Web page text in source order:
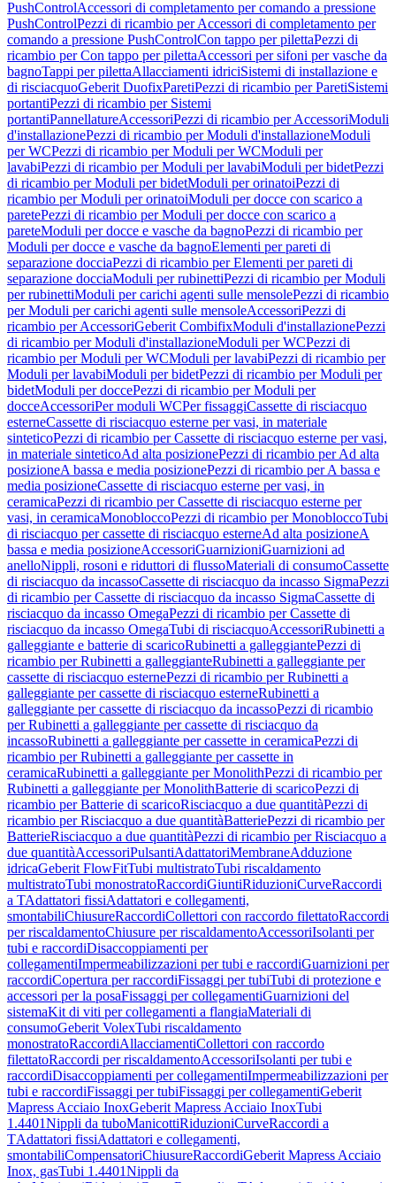
PushControlAccessori di completamento per comando a pressione
PushControlPezzi di ricambio per Accessori di completamento per
comando a pressione PushControlCon tappo per pilettaPezzi di
ricambio per Con tappo per pilettaAccessori per sifoni per vasche da
bagnoTappi per pilettaAllacciamenti idriciSistemi di installazione e
di risciacquoGeberit DuofixParetiPezzi di ricambio per ParetiSistemi
portantiPezzi di ricambio per Sistemi
portantiPannellatureAccessoriPezzi di ricambio per AccessoriModuli
d'installazionePezzi di ricambio per Moduli d'installazioneModuli
per WCPezzi di ricambio per Moduli per WCModuli per
lavabiPezzi di ricambio per Moduli per lavabiModuli per bidetPezzi
di ricambio per Moduli per bidetModuli per orinatoiPezzi di
ricambio per Moduli per orinatoiModuli per docce con scarico a
paretePezzi di ricambio per Moduli per docce con scarico a
pareteModuli per docce e vasche da bagnoPezzi di ricambio per
Moduli per docce e vasche da bagnoElementi per pareti di
separazione docciaPezzi di ricambio per Elementi per pareti di
separazione docciaModuli per rubinettiPezzi di ricambio per Moduli
per rubinettiModuli per carichi agenti sulle mensolePezzi di ricambio
per Moduli per carichi agenti sulle mensoleAccessoriPezzi di
ricambio per AccessoriGeberit CombifixModuli d'installazionePezzi
di ricambio per Moduli d'installazioneModuli per WCPezzi di
ricambio per Moduli per WCModuli per lavabiPezzi di ricambio per
Moduli per lavabiModuli per bidetPezzi di ricambio per Moduli per
bidetModuli per doccePezzi di ricambio per Moduli per
docceAccessoriPer moduli WCPer fissaggiCassette di risciacquo
esterneCassette di risciacquo esterne per vasi, in materiale
sinteticoPezzi di ricambio per Cassette di risciacquo esterne per vasi,
in materiale sinteticoAd alta posizionePezzi di ricambio per Ad alta
posizioneA bassa e media posizionePezzi di ricambio per A bassa e
media posizioneCassette di risciacquo esterne per vasi, in
ceramicaPezzi di ricambio per Cassette di risciacquo esterne per
vasi, in ceramicaMonobloccoPezzi di ricambio per MonobloccoTubi
di risciacquo per cassette di risciacquo esterneAd alta posizioneA
bassa e media posizioneAccessoriGuarnizioniGuarnizioni ad
anelloNippli, rosoni e riduttori di flussoMateriali di consumoCassette
di risciacquo da incassoCassette di risciacquo da incasso SigmaPezzi
di ricambio per Cassette di risciacquo da incasso SigmaCassette di
risciacquo da incasso OmegaPezzi di ricambio per Cassette di
risciacquo da incasso OmegaTubi di risciacquoAccessoriRubinetti a
galleggiante e batterie di scaricoRubinetti a galleggiantePezzi di
ricambio per Rubinetti a galleggianteRubinetti a galleggiante per
cassette di risciacquo esternePezzi di ricambio per Rubinetti a
galleggiante per cassette di risciacquo esterneRubinetti a
galleggiante per cassette di risciacquo da incassoPezzi di ricambio
per Rubinetti a galleggiante per cassette di risciacquo da
incassoRubinetti a galleggiante per cassette in ceramicaPezzi di
ricambio per Rubinetti a galleggiante per cassette in
ceramicaRubinetti a galleggiante per MonolithPezzi di ricambio per
Rubinetti a galleggiante per MonolithBatterie di scaricoPezzi di
ricambio per Batterie di scaricoRisciacquo a due quantitàPezzi di
ricambio per Risciacquo a due quantitàBatteriePezzi di ricambio per
BatterieRisciacquo a due quantitàPezzi di ricambio per Risciacquo a
due quantitàAccessoriPulsantiAdattatoriMembraneAdduzione
idricaGeberit FlowFitTubi multistratoTubi riscaldamento
multistratoTubi monostratoRaccordiGiuntiRiduzioniCurveRaccordi
a TAdattatori fissiAdattatori e collegamenti,
smontabiliChiusureRaccordiCollettori con raccordo filettatoRaccordi
per riscaldamentoChiusure per riscaldamentoAccessoriIsolanti per
tubi e raccordiDisaccoppiamenti per
collegamentiImpermeabilizzazioni per tubi e raccordiGuarnizioni per
raccordiCopertura per raccordiFissaggi per tubiTubi di protezione e
accessori per la posaFissaggi per collegamentiGuarnizioni del
sistemaKit di viti per collegamenti a flangiaMateriali di
consumoGeberit VolexTubi riscaldamento
monostratoRaccordiAllacciamentiCollettori con raccordo
filettatoRaccordi per riscaldamentoAccessoriIsolanti per tubi e
raccordiDisaccoppiamenti per collegamentiImpermeabilizzazioni per
tubi e raccordiFissaggi per tubiFissaggi per collegamentiGeberit
Mapress Acciaio InoxGeberit Mapress Acciaio InoxTubi
1.4401Nippli da tuboManicottiRiduzioniCurveRaccordi a
TAdattatori fissiAdattatori e collegamenti,
smontabiliCompensatoriChiusureRaccordiGeberit Mapress Acciaio
Inox, gasTubi 1.4401Nippli da